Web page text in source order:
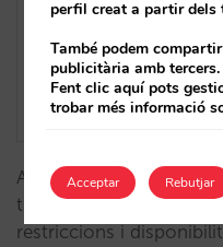
Aquesta integració et
transferència de dades
restriccions i
perfil creat a partir dels
També podem
publicitària amb tercers.
Fent clic aquí pots
trobar més informació
Acceptar Rebutjar